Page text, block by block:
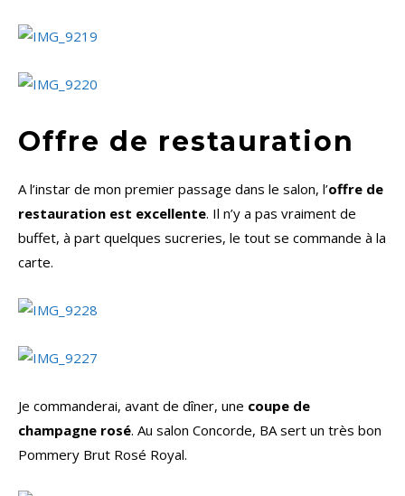
Offre de restauration
A l’instar de mon premier passage dans le salon, l’offre de
restauration est excellente. Il n’y a pas vraiment de
buffet, à part quelques sucreries, le tout se commande à la
carte.
Je commanderai, avant de dîner, une coupe de
champagne rosé. Au salon Concorde, BA sert un très bon
Pommery Brut Rosé Royal.